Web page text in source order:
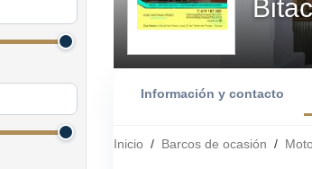
Información y contacto
Inicio / Barcos de ocasión /